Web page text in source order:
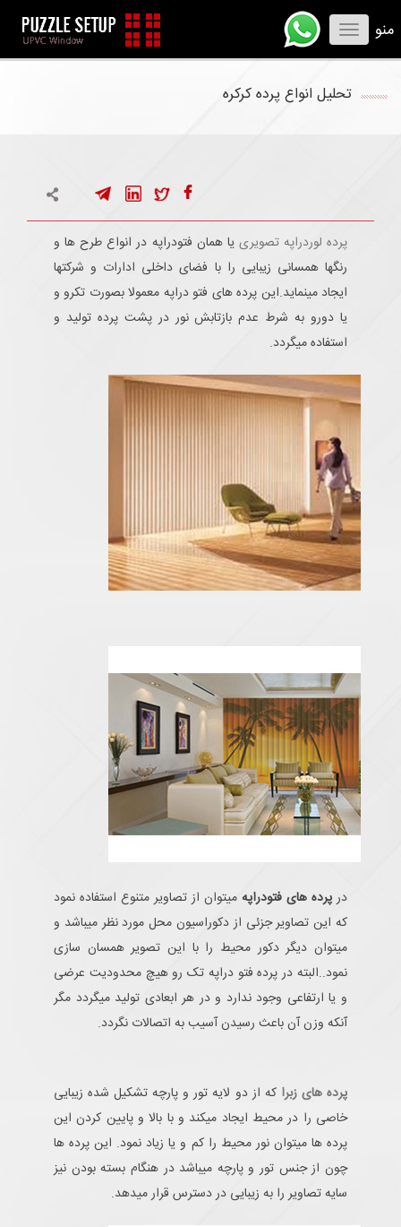
منو
Toggle
navigation
تحلیل انواع پرده کرکره
پرده لوردراپه تصویری یا همان فتودراپه در انواع طرح ها و
رنگها همسانی زیبایی را با فضای داخلی ادارات و شرکتها
ایجاد مینماید.این پرده های فتو دراپه معمولا بصورت تکرو و
یا دورو به شرط عدم بازتابش نور در پشت پرده تولید و
استفاده میگردد.
درپرده های فتودراپه میتوان از تصاویر متنوع استفاده نمود
که این تصاویر جزئی از دکوراسیون محل مورد نظر میباشد و
میتوان دیگر دکور محیط را با این تصویر همسان سازی
نمود..البته در پرده فتو دراپه تک رو هیچ محدودیت عرضی
و یا ارتفاعی وجود ندارد و در هر ابعادی تولید میگردد مگر
آنکه وزن آن باعث رسیدن آسیب به اتصالات نگردد.
پرده های زبرا که از دو لایه تور و پارچه تشکیل شده زیبایی
خاصی را در محیط ایجاد میکند و با بالا و پایین کردن این
پرده ها میتوان نور محیط را کم و یا زیاد نمود. این پرده ها
چون از جنس تور و پارچه میباشد در هنگام بسته بودن نیز
سایه تصاویر را به زیبایی در دسترس قرار میدهد.